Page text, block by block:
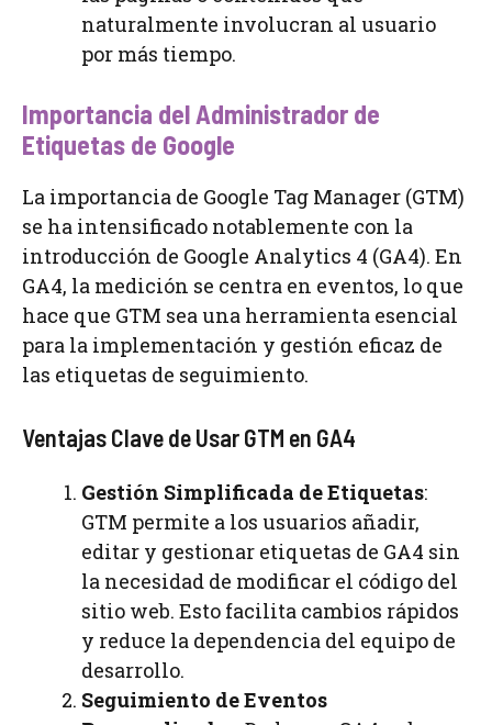
naturalmente involucran al usuario
por más tiempo.
Importancia del Administrador de
Etiquetas de Google
La importancia de Google Tag Manager (GTM)
se ha intensificado notablemente con la
introducción de Google Analytics 4 (GA4). En
GA4, la medición se centra en eventos, lo que
hace que GTM sea una herramienta esencial
para la implementación y gestión eficaz de
las etiquetas de seguimiento.
Ventajas Clave de Usar GTM en GA4
Gestión Simplificada de Etiquetas:
GTM permite a los usuarios añadir,
editar y gestionar etiquetas de GA4 sin
la necesidad de modificar el código del
sitio web. Esto facilita cambios rápidos
y reduce la dependencia del equipo de
desarrollo.
Seguimiento de Eventos